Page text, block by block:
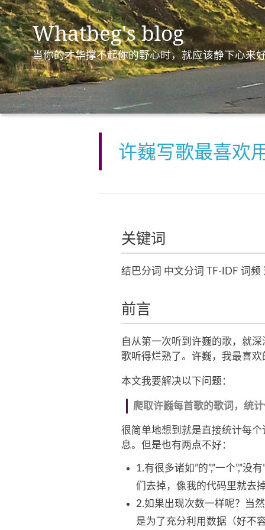
Whatbeg's blog
当你的才华撑不起你的野心时，就应该静下心来
许巍写歌最喜欢
关键词
结巴分词 中文分词 TF-IDF 词频
前言
自从第一次听到许巍的歌，就
歌听得烂熟了。许巍，我最喜
本文我要解决以下问题：
爬取许巍每首歌的歌词，统
很简单地想到就是直接统计每
息。但是也有两点不好：
1.有很多诸如”的”,”一个”,”
们去掉，像我的代码里就去
2.如果出现次数一样呢？当
是为了充分利用数据（好不